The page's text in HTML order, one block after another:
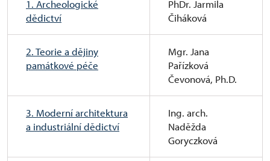
1. Archeologické
dědictví
PhDr. Jarmila
Čiháková
2. Teorie a dějiny
památkové péče
Mgr. Jana
Pařízková
Čevonová, Ph.D.
3. Moderní architektura
a industriální dědictví
Ing. arch.
Naděžda
Goryczková